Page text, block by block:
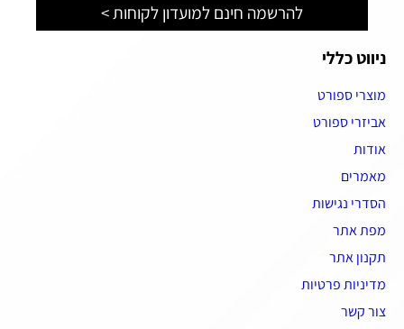
להרשמה חינם למועדון לקוחות >
ניווט כללי
מוצרי ספורט
אביזרי ספורט
אודות
מאמרים
הסדרי נגישות
מפת אתר
תקנון אתר
מדיניות פרטיות
צור קשר